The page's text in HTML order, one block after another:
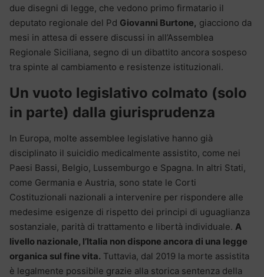
due disegni di legge, che vedono primo firmatario il
deputato regionale del Pd Giovanni Burtone, giacciono da
mesi in attesa di essere discussi in all’Assemblea
Regionale Siciliana, segno di un dibattito ancora sospeso
tra spinte al cambiamento e resistenze istituzionali.
Un vuoto legislativo colmato (solo
in parte) dalla giurisprudenza
In Europa, molte assemblee legislative hanno già
disciplinato il suicidio medicalmente assistito, come nei
Paesi Bassi, Belgio, Lussemburgo e Spagna. In altri Stati,
come Germania e Austria, sono state le Corti
Costituzionali nazionali a intervenire per rispondere alle
medesime esigenze di rispetto dei principi di uguaglianza
sostanziale, parità di trattamento e libertà individuale. A
livello nazionale, l’Italia non dispone ancora di una legge
organica sul fine vita. Tuttavia, dal 2019 la morte assistita
è legalmente possibile grazie alla storica sentenza della